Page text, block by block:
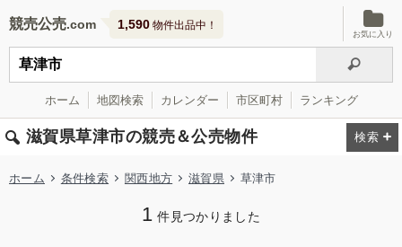
競売公売 1,590 物件出品中！
お気に入り
ホーム 地図検索 カレンダー 市区町村 ランキング
滋賀県草津市の競売＆公売物件
ホーム 条件検索 関西地方 滋賀県 草津市
1 件見つかりました